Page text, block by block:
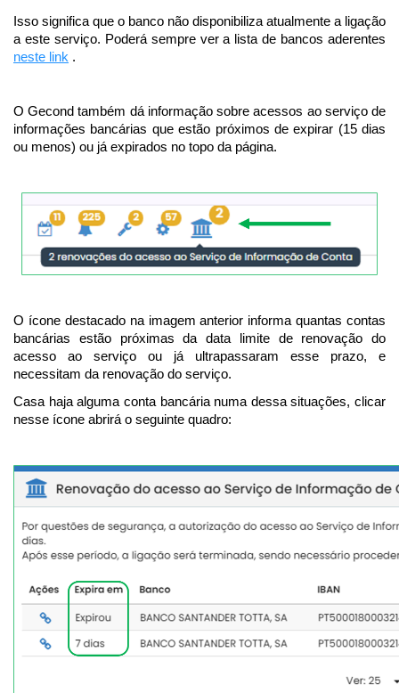
Isso significa que o banco não disponibiliza atualmente a ligação
a este serviço. Poderá sempre ver a lista de bancos aderentes
neste link .
O Gecond também dá informação sobre acessos ao serviço de
informações bancárias que estão próximos de expirar (15 dias
ou menos) ou já expirados no topo da página.
O ícone destacado na imagem anterior informa quantas contas
bancárias estão próximas da data limite de renovação do
acesso ao serviço ou já ultrapassaram esse prazo, e
necessitam da renovação do serviço.
Casa haja alguma conta bancária numa dessa situações, clicar
nesse ícone abrirá o seguinte quadro: